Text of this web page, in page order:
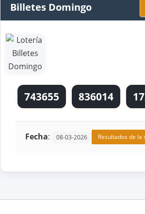
Billetes Domingo
743655 836014
Fecha: 08-03-2026 Resultados de la